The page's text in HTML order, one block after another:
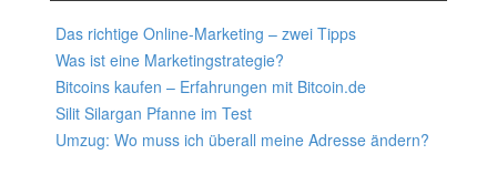
Das richtige Online-Marketing – zwei Tipps
Was ist eine Marketingstrategie?
Bitcoins kaufen – Erfahrungen mit Bitcoin.de
Silit Silargan Pfanne im Test
Umzug: Wo muss ich überall meine Adresse ändern?